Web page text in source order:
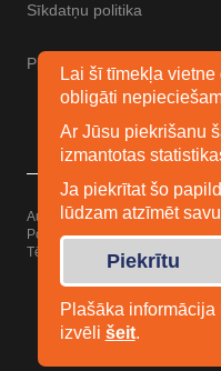
Sīkdatņu politika
Piekļūstamības paziņojums
Autortiesības © 2026 Esidrošs
Powered byWordPress
Tēma: Uku noElmastudio
Lai šī tīmekļa
obligāti
Ar Jūsu piekrišanu
izmantotas
Ja piekrītat šo
lūdzam atzīmēt
Piekrītu
Plašāka
izvēli šeit.